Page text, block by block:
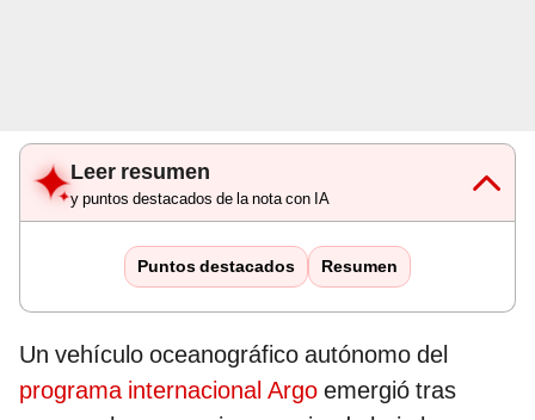
Leer resumen
y puntos destacados de la nota con IA
Puntos destacados Resumen
Un vehículo oceanográfico autónomo del
programa internacional Argo emergió tras